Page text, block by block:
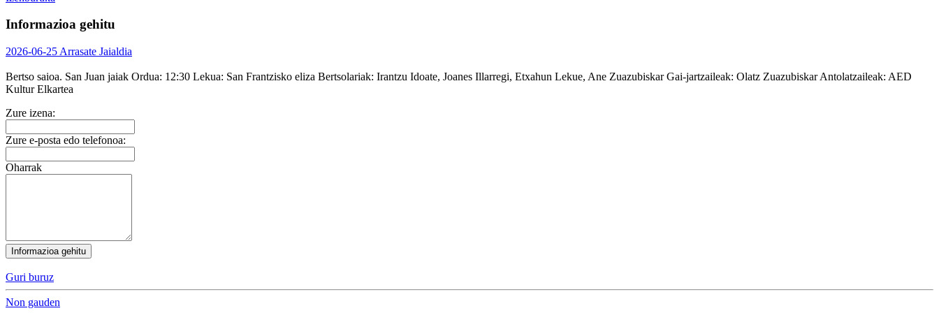
Informazioa gehitu
2026-06-25 Arrasate Jaialdia
Bertso saioa. San Juan jaiak Ordua: 12:30 Lekua: San Frantzisko eliza Bertsolariak: Irantzu Idoate, Joanes Illarregi, Etxahun Lekue, Ane ZuazubiskarGai-jartzaileak: Olatz ZuazubiskarAntolatzaileak: AED
Kultur Elkartea
Zure izena:
Zure e-posta edo telefonoa:
Oharrak
Informazioa gehitu
Guri buruz
Non gauden